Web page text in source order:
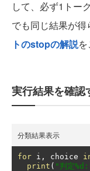
して、必ず1トー
でも同じ結果が
トのstopの解説を
実行結果を確認
分類結果表示
for i , choice
print ( "判定